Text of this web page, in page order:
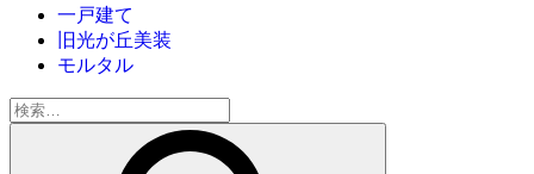
一戸建て
旧光が丘美装
モルタル
検
索: